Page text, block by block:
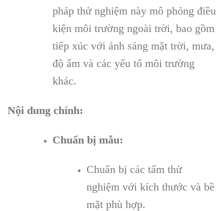
pháp thử nghiệm này mô phỏng điều
kiện môi trường ngoài trời, bao gồm
tiếp xúc với ánh sáng mặt trời, mưa,
độ ẩm và các yếu tố môi trường
khác.
Nội dung chính:
Chuẩn bị mẫu:
Chuẩn bị các tấm thử
nghiệm với kích thước và bề
mặt phù hợp.